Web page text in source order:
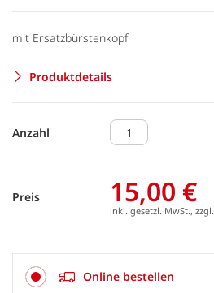
mit Ersatzbürstenkopf
Produktdetails
Anzahl
Preis 15,00 €
inkl. gesetzl. MwSt., zzgl.
Online bestellen